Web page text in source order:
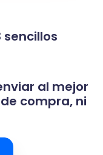
al mejor
compra, ni